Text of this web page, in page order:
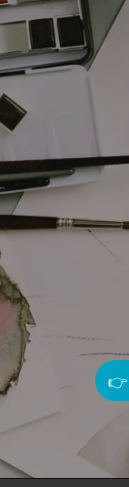
👉